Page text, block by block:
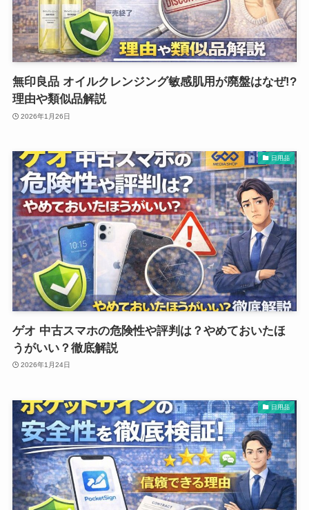
無印良品 オイルクレンジング敏感肌用が廃盤はなぜ!?
理由や類似品解説
2026年1月26日
日用品
ゲオ 中古スマホの危険性や評判は？やめておいたほ
うがいい？徹底解説
2026年1月24日
日用品